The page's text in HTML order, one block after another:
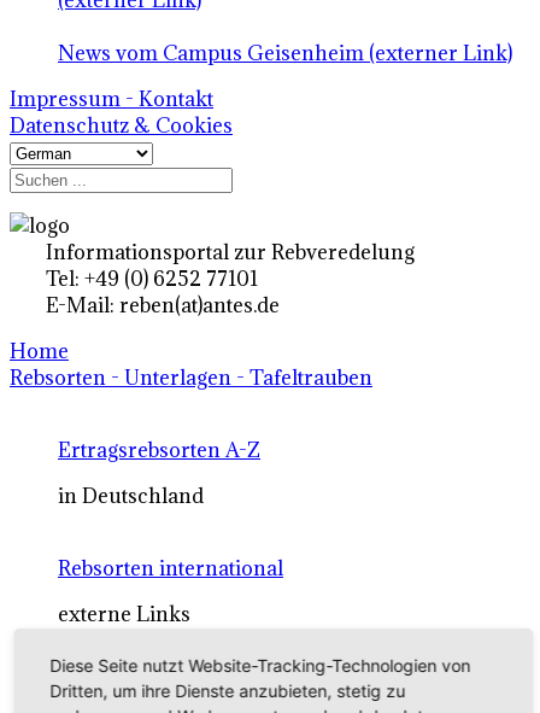
News vom Campus Geisenheim (externer Link)
Impressum - Kontakt
Datenschutz & Cookies
Informationsportal zur Rebveredelung
Tel: +49 (0) 6252 77101
E-Mail: reben(at)antes.de
Home
Rebsorten - Unterlagen - Tafeltrauben
Ertragsrebsorten A-Z
in Deutschland
Rebsorten international
externe Links
Tafeltraubensorten
Diese Seite nutzt Website-Tracking-Technologien von
Dritten, um ihre Dienste anzubieten, stetig zu